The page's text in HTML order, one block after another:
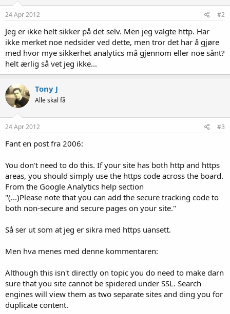
24 Apr 2012 #2
Jeg er ikke helt sikker på det selv. Men jeg valgte http. Har
ikke merket noe nedsider ved dette, men tror det har å gjøre
med hvor mye sikkerhet analytics må gjennom eller noe sånt?
helt ærlig så vet jeg ikke...
Tony J
Alle skal få
24 Apr 2012 #3
Fant en post fra 2006:
You don't need to do this. If your site has both http and https
areas, you should simply use the https code across the board.
From the Google Analytics help section
"(...)Please note that you can add the secure tracking code to
both non-secure and secure pages on your site."
Så ser ut som at jeg er sikra med https uansett.
Men hva menes med denne kommentaren:
Although this isn't directly on topic you do need to make darn
sure that you site cannot be spidered under SSL. Search
engines will view them as two separate sites and ding you for
duplicate content.